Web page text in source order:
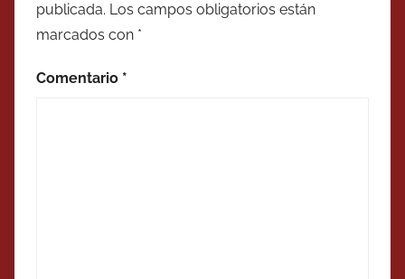
publicada. Los campos obligatorios están
marcados con *
Comentario *